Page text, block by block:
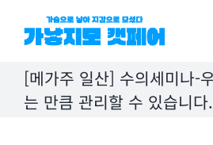
[메가주 일산] 수의세미나-
는 만큼 관리할 수 있습니다.